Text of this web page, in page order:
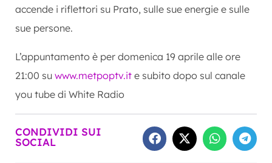
accende i riflettori su Prato, sulle sue energie e sulle
sue persone.
L’appuntamento è per domenica 19 aprile alle ore
21:00 su www.metpoptv.it e subito dopo sul canale
you tube di White Radio
CONDIVIDI SUI
SOCIAL